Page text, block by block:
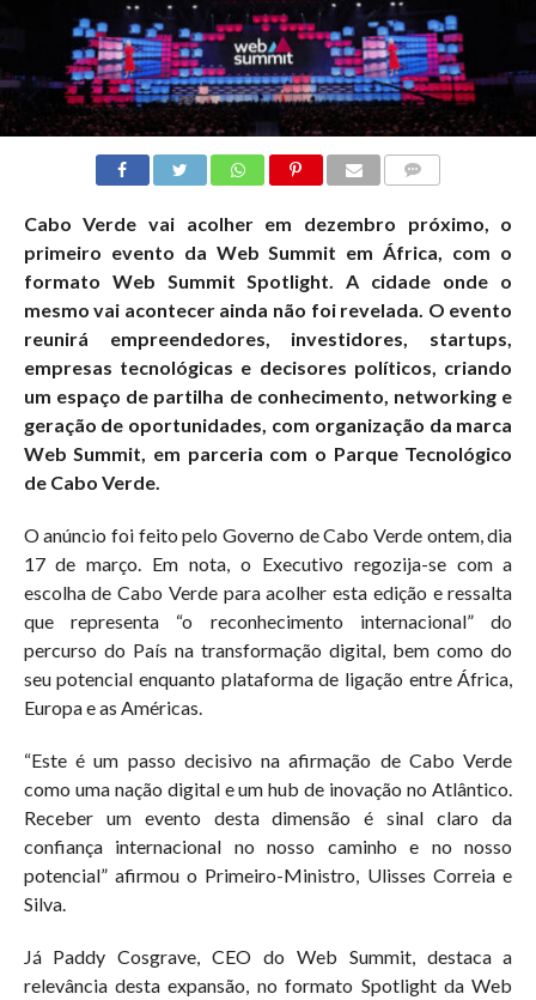
Cabo Verde vai acolher em dezembro próximo, o
primeiro evento da Web Summit em África, com o
formato Web Summit Spotlight. A cidade onde o
mesmo vai acontecer ainda não foi revelada. O evento
reunirá empreendedores, investidores, startups,
empresas tecnológicas e decisores políticos, criando
um espaço de partilha de conhecimento, networking e
geração de oportunidades, com organização da marca
Web Summit, em parceria com o Parque Tecnológico
de Cabo Verde.
O anúncio foi feito pelo Governo de Cabo Verde ontem, dia
17 de março. Em nota, o Executivo regozija-se com a
escolha de Cabo Verde para acolher esta edição e ressalta
que representa “o reconhecimento internacional” do
percurso do País na transformação digital, bem como do
seu potencial enquanto plataforma de ligação entre África,
Europa e as Américas.
“Este é um passo decisivo na afirmação de Cabo Verde
como uma nação digital e um hub de inovação no Atlântico.
Receber um evento desta dimensão é sinal claro da
confiança internacional no nosso caminho e no nosso
potencial” afirmou o Primeiro-Ministro, Ulisses Correia e
Silva.
Já Paddy Cosgrave, CEO do Web Summit, destaca a
relevância desta expansão, no formato Spotlight da Web